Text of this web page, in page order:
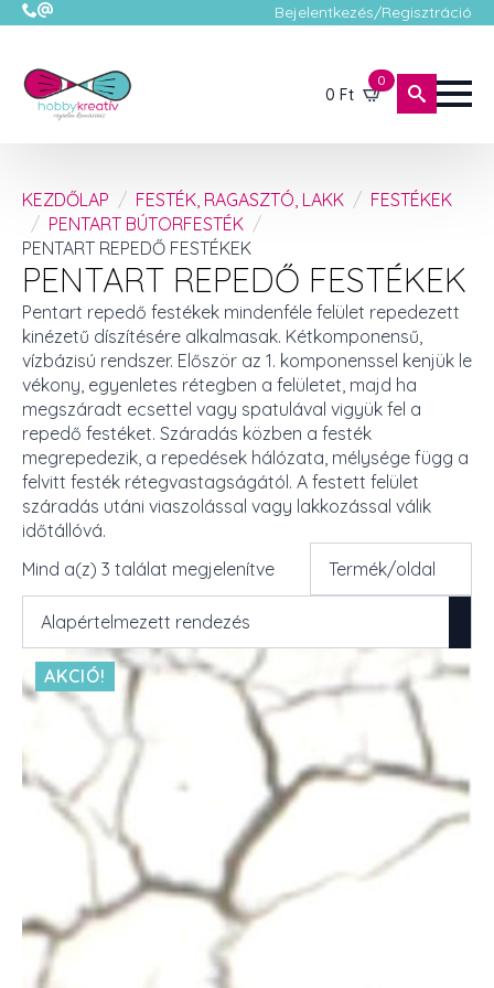
Bejelentkezés/Regisztráció
0 Ft
0
KEZDŐLAP FESTÉK, RAGASZTÓ, LAKK
FESTÉKEK
PENTART BÚTORFESTÉK
PENTART REPEDŐ FESTÉKEK
PENTART REPEDŐ FESTÉKEK
Pentart repedő festékek mindenféle felület repedezett
kinézetű díszítésére alkalmasak. Kétkomponensű,
vízbázisú rendszer. Először az 1. komponenssel kenjük le
vékony, egyenletes rétegben a felületet, majd ha
megszáradt ecsettel vagy spatulával vigyük fel a
repedő festéket. Száradás közben a festék
megrepedezik, a repedések hálózata, mélysége függ a
felvitt festék rétegvastagságától. A festett felület
száradás utáni viaszolással vagy lakkozással válik
időtállóvá.
Mind a(z) 3 találat megjelenítve
AKCIÓ!